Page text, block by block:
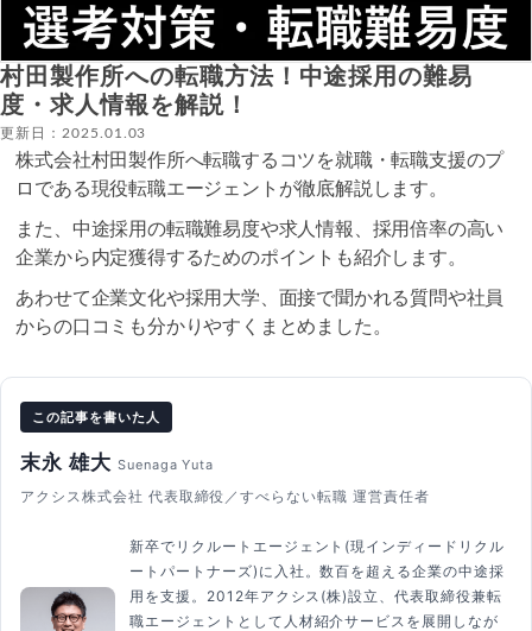
村田製作所への転職方法！中途採用の難易
度・求人情報を解説！
更新日：2025.01.03
株式会社村田製作所へ転職するコツを就職・転職支援のプ
ロである現役転職エージェントが徹底解説します。
また、中途採用の転職難易度や求人情報、採用倍率の高い
企業から内定獲得するためのポイントも紹介します。
あわせて企業文化や採用大学、面接で聞かれる質問や社員
からの口コミも分かりやすくまとめました。
この記事を書いた人
末永 雄大 Suenaga Yuta
アクシス株式会社 代表取締役／すべらない転職 運営責任者
新卒でリクルートエージェント(現インディードリクル
ートパートナーズ)に入社。数百を超える企業の中途採
用を支援。2012年アクシス(株)設立、代表取締役兼転
職エージェントとして人材紹介サービスを展開しなが